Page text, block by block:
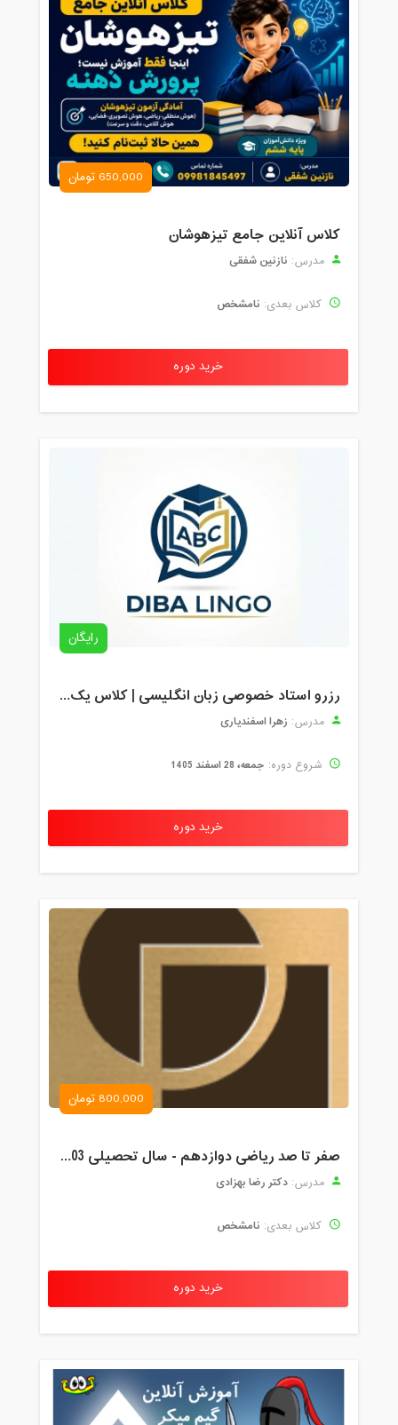
650,000 تومان
کلاس آنلاین جامع تیزهوشان
مدرس: نازنین شفقی
کلاس بعدی: نامشخص
خرید دوره
رایگان
رزرو استاد خصوصی زبان انگلیسی | کلاس یک‌نفره با زهرا اسفندیاری + مشاوره رایگان
مدرس: زهرا اسفندیاری
شروع دوره: جمعه، 28 اسفند 1405
خرید دوره
800,000 تومان
صفر تا صد ریاضی دوازدهم - سال تحصیلی 1403-1402
مدرس: دکتر رضا بهزادی
کلاس بعدی: نامشخص
خرید دوره